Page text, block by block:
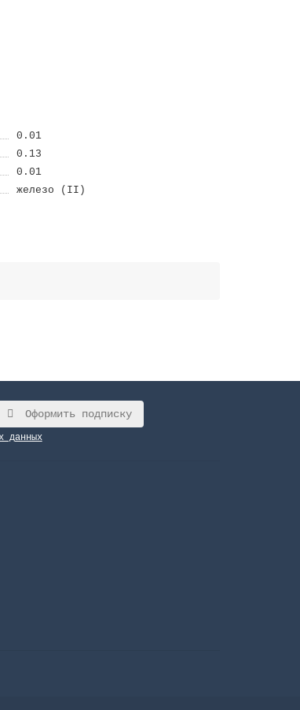
0.01
0.13
0.01
железо (II)
Оформить подписку
данных